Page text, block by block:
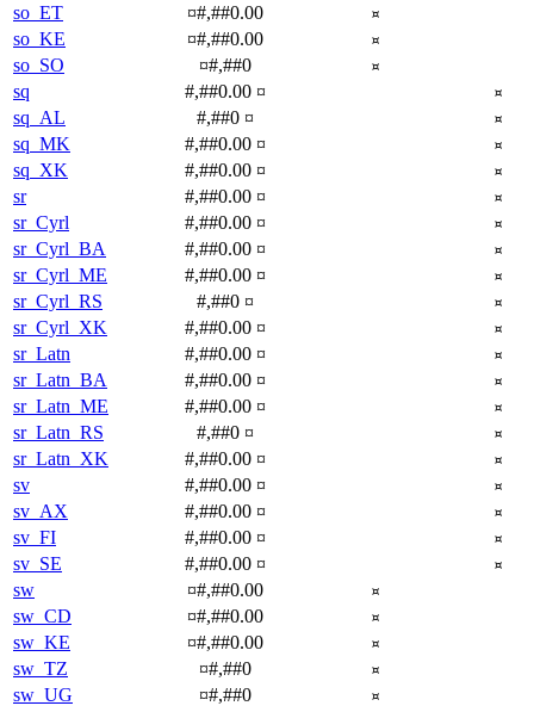
so_ET ¤#,##0.00 ¤
so_KE ¤#,##0.00 ¤
so_SO ¤#,##0 ¤
sq #,##0.00 ¤ ¤
sq_AL #,##0 ¤ ¤
sq_MK #,##0.00 ¤ ¤
sq_XK #,##0.00 ¤ ¤
sr #,##0.00 ¤ ¤
sr_Cyrl #,##0.00 ¤ ¤
sr_Cyrl_BA #,##0.00 ¤ ¤
sr_Cyrl_ME #,##0.00 ¤ ¤
sr_Cyrl_RS #,##0 ¤ ¤
sr_Cyrl_XK #,##0.00 ¤ ¤
sr_Latn #,##0.00 ¤ ¤
sr_Latn_BA #,##0.00 ¤ ¤
sr_Latn_ME #,##0.00 ¤ ¤
sr_Latn_RS #,##0 ¤ ¤
sr_Latn_XK #,##0.00 ¤ ¤
sv #,##0.00 ¤ ¤
sv_AX #,##0.00 ¤ ¤
sv_FI #,##0.00 ¤ ¤
sv_SE #,##0.00 ¤ ¤
sw ¤#,##0.00 ¤
sw_CD ¤#,##0.00 ¤
sw_KE ¤#,##0.00 ¤
sw_TZ ¤#,##0 ¤
sw_UG ¤#,##0 ¤